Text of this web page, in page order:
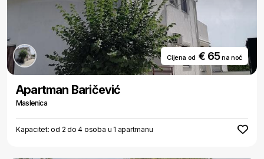
Cijena od € 65na noć
Apartman Baričević
Maslenica
Kapacitet: od 2 do 4 osoba u 1 apartmanu